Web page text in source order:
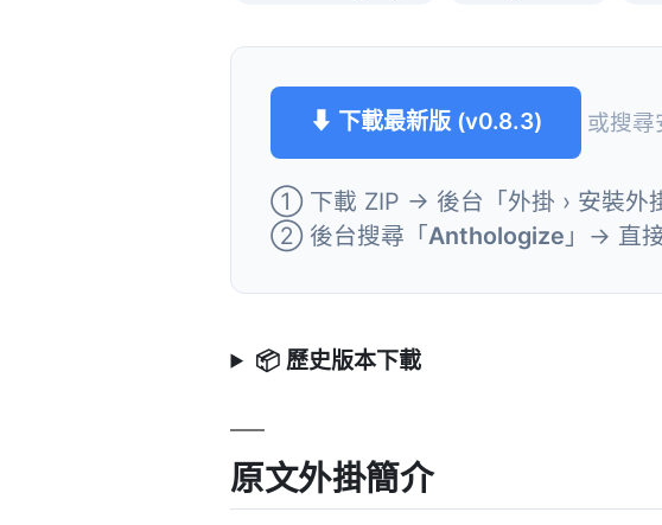
⬇ 下載最新版 (v0.8.3) 或搜尋
① 下載 ZIP → 後台「外掛 › 安裝外掛
② 後台搜尋「Anthologize 」→ 直
📦 歷史版本下載
原文外掛簡介